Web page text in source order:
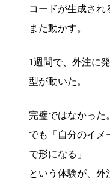
コードが生成され
また動かす。
1週間で、外注に
型が動いた。
完璧ではなかった。
でも「自分のイメ
で形になる」
という体験が、外